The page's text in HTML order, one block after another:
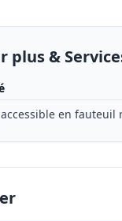
plus &
en fauteuil